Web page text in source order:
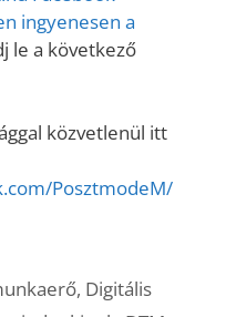
ingyenesen a
le a következő
közvetlenül itt
PosztmodeM/
, Digitális